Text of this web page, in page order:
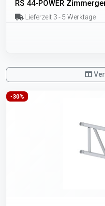
RS 44-POWER
Lieferzeit 3 - 5 Werktage
-30%